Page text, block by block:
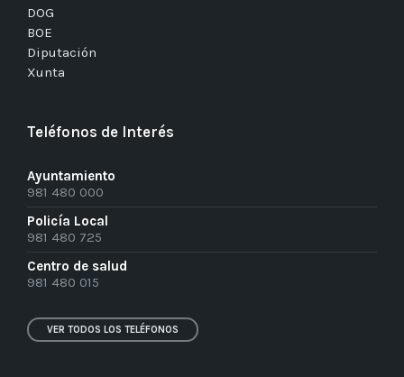
DOG
BOE
Diputación
Xunta
Teléfonos de Interés
Ayuntamiento
981 480 000
Policía Local
981 480 725
Centro de salud
981 480 015
VER TODOS LOS TELÉFONOS